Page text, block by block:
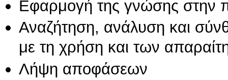
Εφαρμογή της γνώσης στην
Αναζήτηση, ανάλυση και
με τη χρήση και των
Λήψη αποφάσεων